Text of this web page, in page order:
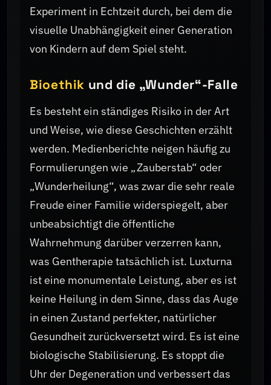
Experiment in Echtzeit durch, bei dem die
visuelle Unabhängigkeit einer Generation
von Kindern auf dem Spiel steht.
Bioethik und die „Wunder“-Falle
Es besteht ein ständiges Risiko in der Art
und Weise, wie diese Geschichten erzählt
werden. Medienberichte neigen häufig zu
Formulierungen wie „Zauberstab“ oder
„Wunderheilung“, was zwar die sehr reale
Freude einer Familie widerspiegelt, aber
unbeabsichtigt die öffentliche
Wahrnehmung darüber verzerren kann,
was Gentherapie tatsächlich ist. Luxturna
ist eine monumentale Leistung, aber es ist
keine Heilung in dem Sinne, dass das Auge
in einen Zustand perfekter, natürlicher
Gesundheit zurückversetzt wird. Es ist eine
biologische Stabilisierung. Es stoppt die
Uhr der Degeneration und verbessert das